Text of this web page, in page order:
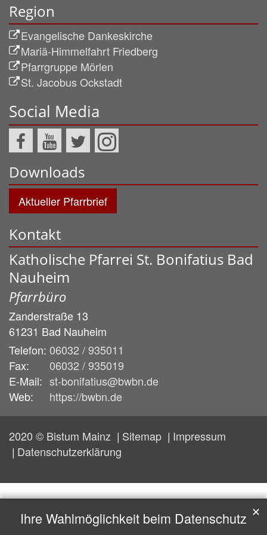
Region
Evangelische Dankeskirche
Mariä-Himmelfahrt Friedberg
Pfarrgruppe Mörlen
St. Jacobus Ockstadt
Social Media
Downloads
Aktueller Pfarrbrief
Kontakt
Katholische Pfarrei St. Bonifatius Bad
Nauheim
Pfarrbüro
Zanderstraße 13
61231 Bad Nauheim
Telefon: 06032 / 935011
Fax:
06032 / 935019
E-Mail: st-bonifatius@bwbn.de
Web:
https://bwbn.de
2020 © Bistum Mainz Sitemap
Impressum
Datenschutzerklärung
Ihre Wahlmöglichkeit beim Datenschutz ✕